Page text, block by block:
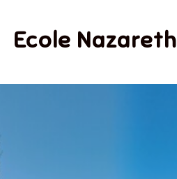
Ecole Nazareth